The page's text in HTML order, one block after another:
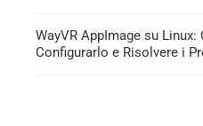
WayVR AppImage su
Configurarlo e Risolvere i